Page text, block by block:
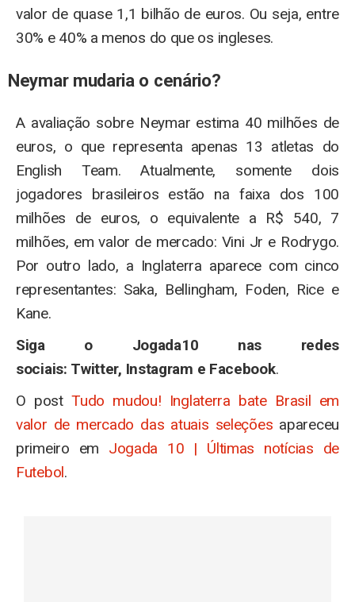
valor de quase 1,1 bilhão de euros. Ou seja, entre
30% e 40% a menos do que os ingleses.
Neymar mudaria o cenário?
A avaliação sobre Neymar estima 40 milhões de
euros, o que representa apenas 13 atletas do
English Team. Atualmente, somente dois
jogadores brasileiros estão na faixa dos 100
milhões de euros, o equivalente a R$ 540, 7
milhões, em valor de mercado: Vini Jr e Rodrygo.
Por outro lado, a Inglaterra aparece com cinco
representantes: Saka, Bellingham, Foden, Rice e
Kane.
Siga o Jogada10 nas redes
sociais: Twitter, Instagram e Facebook.
O postTudo mudou! Inglaterra bate Brasil em
valor de mercado das atuais seleções apareceu
primeiro em Jogada 10 | Últimas notícias de
Futebol.